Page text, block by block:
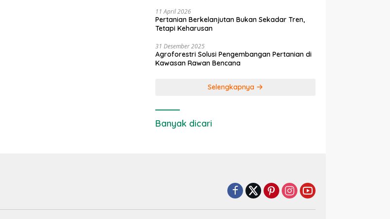
11 April 2026
Pertanian Berkelanjutan Bukan Sekadar Tren,
Tetapi Keharusan
31 Desember 2025
Agroforestri Solusi Pengembangan Pertanian di
Kawasan Rawan Bencana
Selengkapnya
Banyak dicari